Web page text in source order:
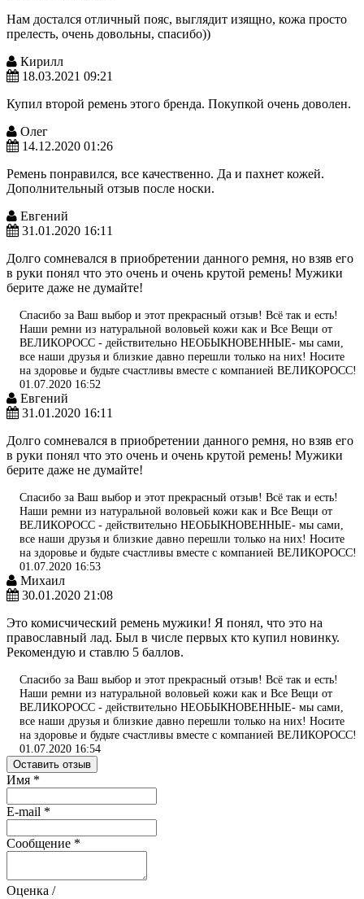
Нам достался отличный пояс, выглядит изящно, кожа просто
прелесть, очень довольны, спасибо))
Кирилл
18.03.2021 09:21
Купил второй ремень этого бренда. Покупкой очень доволен.
Олег
14.12.2020 01:26
Ремень понравился, все качественно. Да и пахнет кожей.
Дополнительный отзыв после носки.
Евгений
31.01.2020 16:11
Долго сомневался в приобретении данного ремня, но взяв его
в руки понял что это очень и очень крутой ремень! Мужики
берите даже не думайте!
Спасибо за Ваш выбор и этот прекрасный отзыв! Всё так и есть!
Наши ремни из натуральной воловьей кожи как и Все Вещи от
ВЕЛИКОРОСС - действительно НЕОБЫКНОВЕННЫЕ- мы сами,
все наши друзья и близкие давно перешли только на них! Носите
на здоровье и будьте счастливы вместе с компанией ВЕЛИКОРОСС!
01.07.2020 16:52
Евгений
31.01.2020 16:11
Долго сомневался в приобретении данного ремня, но взяв его
в руки понял что это очень и очень крутой ремень! Мужики
берите даже не думайте!
Спасибо за Ваш выбор и этот прекрасный отзыв! Всё так и есть!
Наши ремни из натуральной воловьей кожи как и Все Вещи от
ВЕЛИКОРОСС - действительно НЕОБЫКНОВЕННЫЕ- мы сами,
все наши друзья и близкие давно перешли только на них! Носите
на здоровье и будьте счастливы вместе с компанией ВЕЛИКОРОСС!
01.07.2020 16:53
Михаил
30.01.2020 21:08
Это комисчический ремень мужики! Я понял, что это на
православный лад. Был в числе первых кто купил новинку.
Рекомендую и ставлю 5 баллов.
Спасибо за Ваш выбор и этот прекрасный отзыв! Всё так и есть!
Наши ремни из натуральной воловьей кожи как и Все Вещи от
ВЕЛИКОРОСС - действительно НЕОБЫКНОВЕННЫЕ- мы сами,
все наши друзья и близкие давно перешли только на них! Носите
на здоровье и будьте счастливы вместе с компанией ВЕЛИКОРОСС!
01.07.2020 16:54
Оставить отзыв
Имя *
E-mail *
Сообщение *
Оценка /